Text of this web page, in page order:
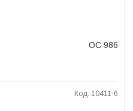
OC 986
Код: 10411-6